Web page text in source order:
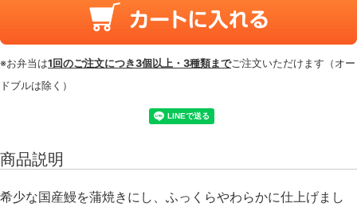
※お弁当は1回のご注文につき3個以上・3種類までご注文いただけます（オー
ドブルは除く）
商品説明
希少な国産鰻を蒲焼きにし、ふっくらやわらかに仕上げまし